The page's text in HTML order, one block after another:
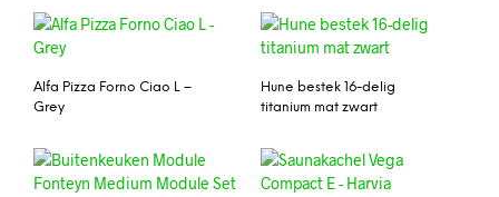
Alfa Pizza Forno Ciao L –
Grey
Hune bestek 16-delig
titanium mat zwart